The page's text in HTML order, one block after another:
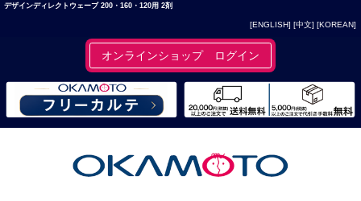
デザインディレクトウェーブ 200・160・120用 2剤
[ENGLISH] [中文] [KOREAN]
オンラインショップ ログイン